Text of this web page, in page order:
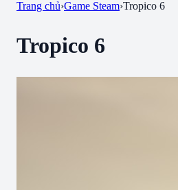
Trang chủ›Game Steam›Tropico 6
Tropico 6